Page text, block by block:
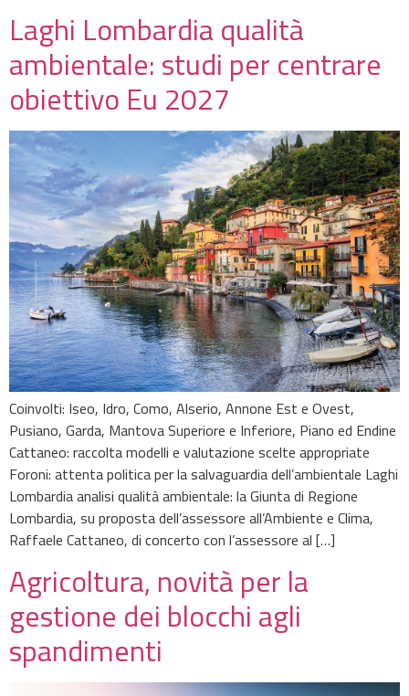
Laghi Lombardia qualità
ambientale: studi per centrare
obiettivo Eu 2027
Coinvolti: Iseo, Idro, Como, Alserio, Annone Est e Ovest,
Pusiano, Garda, Mantova Superiore e Inferiore, Piano ed Endine
Cattaneo: raccolta modelli e valutazione scelte appropriate
Foroni: attenta politica per la salvaguardia dell’ambientale Laghi
Lombardia analisi qualità ambientale: la Giunta di Regione
Lombardia, su proposta dell’assessore all’Ambiente e Clima,
Raffaele Cattaneo, di concerto con l’assessore al […]
Agricoltura, novità per la
gestione dei blocchi agli
spandimenti